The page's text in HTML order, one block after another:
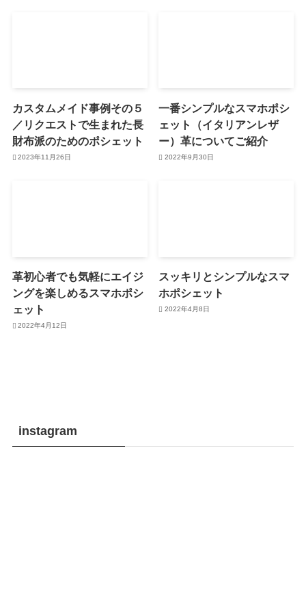
カスタムメイド事例その５
／リクエストで生まれた長
財布派のためのポシェット
2023年11月26日
一番シンプルなスマホポシ
ェット（イタリアンレザ
ー）革についてご紹介
2022年9月30日
革初心者でも気軽にエイジ
ングを楽しめるスマホポシ
ェット
2022年4月12日
スッキリとシンプルなスマ
ホポシェット
2022年4月8日
instagram